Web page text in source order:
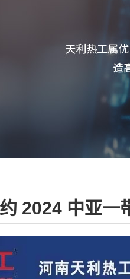
2024 中亚一